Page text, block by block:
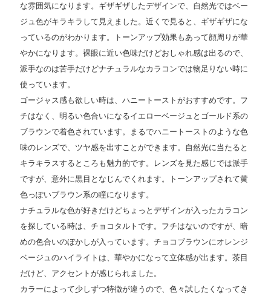
な雰囲気になります。ギザギザしたデザインで、自然光ではベー
ジュ色がキラキラして見えました。近くで見ると、ギザギザにな
っているのがわかります。トーンアップ効果もあって顔周りが華
やかになります。裸眼に近い色味だけどおしゃれ感は出るので、
派手なのは苦手だけどナチュラルなカラコンでは物足りない時に
使っています。
ゴージャス感も欲しい時は、ハニートーストがおすすめです。フ
チはなく、明るい色合いになるイエローベージュとゴールド系の
ブラウンで着色されています。まるでハニートーストのような色
味のレンズで、ツヤ感を出すことができます。自然光に当たると
キラキラスするところも魅力的です。レンズを見た感じでは派手
ですが、意外に黒目となじんでくれます。トーンアップされて黄
色っぽいブラウン系の瞳になります。
ナチュラルな色が好きだけどちょっとデザインが入ったカラコン
を探している時は、チョコタルトです。フチはないのですが、暗
めの色合いのぼかしが入っています。チョコブラウンにオレンジ
ベージュのハイライトは、華やかになって立体感が出ます。茶目
だけど、アクセントが感じられました。
カラーによって少しずつ特徴が違うので、色々試したくなってき